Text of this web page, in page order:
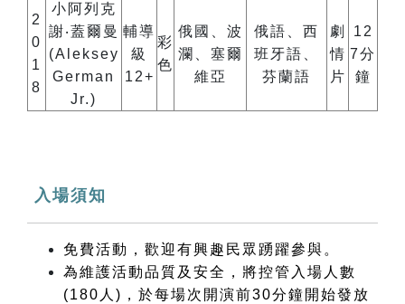
2
0
1
8
小阿列克
謝‧蓋爾曼
(Aleksey
German
Jr.)
輔導
級
12+
彩
色
俄國、波
瀾、塞爾
維亞
俄語、西
班牙語、
芬蘭語
劇
情
片
12
7分
鐘
入場須知
免費活動，歡迎有興趣民眾踴躍參與。
為維護活動品質及安全，將控管入場人數
(180人)，於每場次開演前30分鐘開始發放